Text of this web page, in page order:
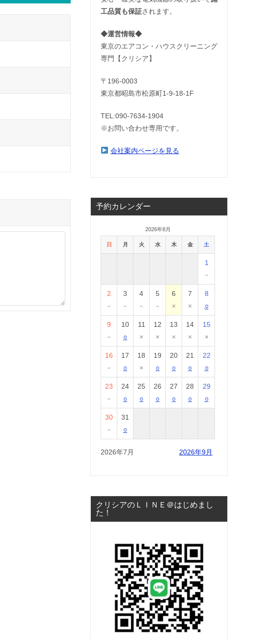
工品質も保証されます。
◆運営情報◆
東京のエアコン・ハウスクリーニング
専門【クリシア】
〒196-0003
東京都昭島市松原町1-9‐18‐1F
TEL:090-7634-1904
※お問い合わせ専用です。
会社案内ページを見る
予約カレンダー
2026年8月
日 月 火 水 木 金 土
1
－
2
－
3
－
4
－
5
－
6
×
7
×
8
○
9
－
10
○
11
×
12
×
13
×
14
×
15
×
16
－
17
○
18
×
19
○
20
○
21
○
22
○
23
－
24
○
25
○
26
○
27
○
28
○
29
○
30
－
31
○
2026年7月 2026年9月
クリシアのＬＩＮＥ＠はじめまし
た！